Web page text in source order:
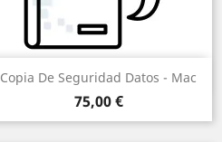
Copia De Seguridad Datos - Mac
Precio
75,00 €
Vista rápida